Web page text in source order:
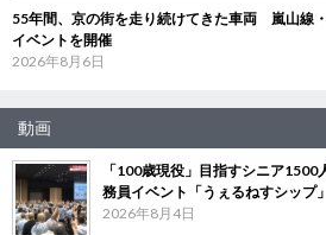
55年間、京の街を走り続けてきた車両 嵐山線
イベントを開催
2026年8月6日
動画
「100歳現役」目指すシニア
務員イベント「うぇるねすシップ」
2026年8月4日